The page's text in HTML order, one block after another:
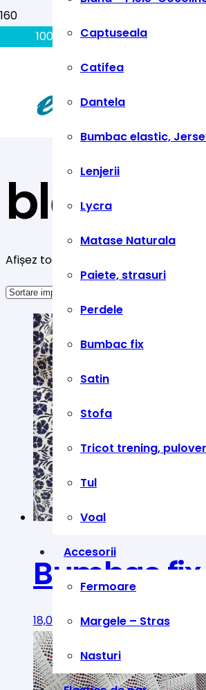
100% aici gasiti tot ce aveti
Captuseala
Catifea
Dantela
Bumbac elastic,
Lenjerii
Lycra
Matase Naturala
Paiete, strasuri
Perdele
Bumbac fix
Satin
Stofa
Tricot trening, pulover
Tul
Voal
Accesorii
Fermoare
Margele – Stras
Nasturi
Afișez toate cele 6 rezultate
Bumbac
18,00 lei ADAUGĂ ÎN COȘ